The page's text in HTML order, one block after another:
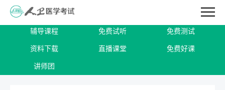
辅导课程 免费试听 免费测试
资料下载 直播课堂 免费好课
讲师团